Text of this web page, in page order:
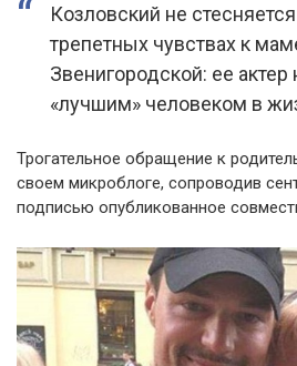
Козловский не
трепетных чувствах к
Звенигородской: ее актер
«лучшим» человеком в
Трогательное обращение к
своем микроблоге, сопроводив
подписью опубликованное